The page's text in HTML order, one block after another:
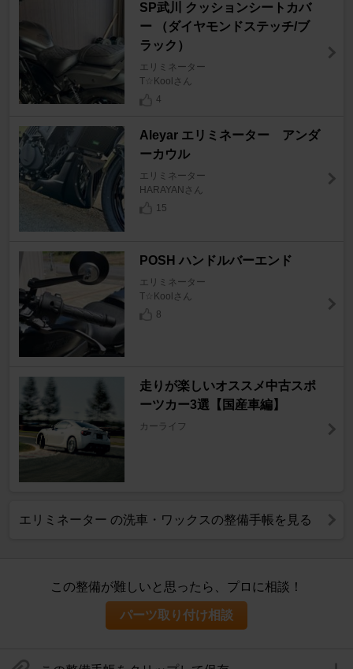
SP武川 クッションシートカバ
ー （ダイヤモンドステッチ/ブ
ラック）
エリミネーター
T☆Koolさん
4
Aleyar エリミネーター アンダ
ーカウル
エリミネーター
HARAYANさん
15
POSH ハンドルバーエンド
エリミネーター
T☆Koolさん
8
走りが楽しいオススメ中古スポ
ーツカー3選【国産車編】
カーライフ
エリミネーター の洗車・ワックスの整備手帳を見る
この整備が難しいと思ったら、プロに相談！
パーツ取り付け相談